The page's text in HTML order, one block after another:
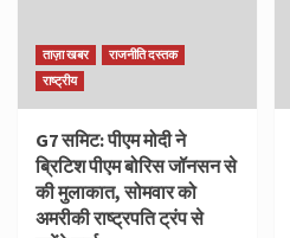
ताज़ा खबर
राजनीति दस्तक
राष्ट्रीय
G7 समिट: पीएम मोदी ने
ब्रिटिश पीएम बोरिस जॉनसन से
की मुलाकात, सोमवार को
अमरीकी राष्ट्रपति ट्रंप से